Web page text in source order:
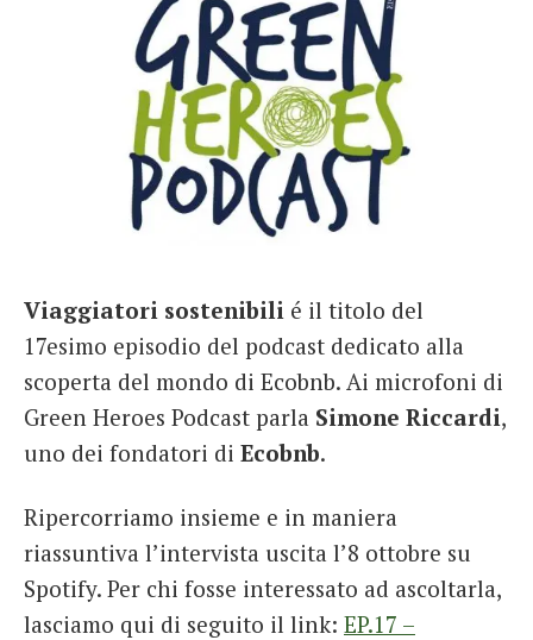
Viaggiatori sostenibili é il titolo del
17esimo episodio del podcast dedicato alla
scoperta del mondo di Ecobnb. Ai microfoni di
Green Heroes Podcast parla Simone Riccardi,
uno dei fondatori di Ecobnb.
Ripercorriamo insieme e in maniera
riassuntiva l’intervista uscita l’8 ottobre su
Spotify. Per chi fosse interessato ad ascoltarla,
lasciamo qui di seguito il link: EP.17 –